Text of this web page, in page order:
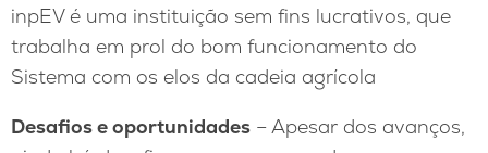
inpEV é uma instituição sem fins lucrativos, que
trabalha em prol do bom funcionamento do
Sistema com os elos da cadeia agrícola
Desafios e oportunidades – Apesar dos avanços,